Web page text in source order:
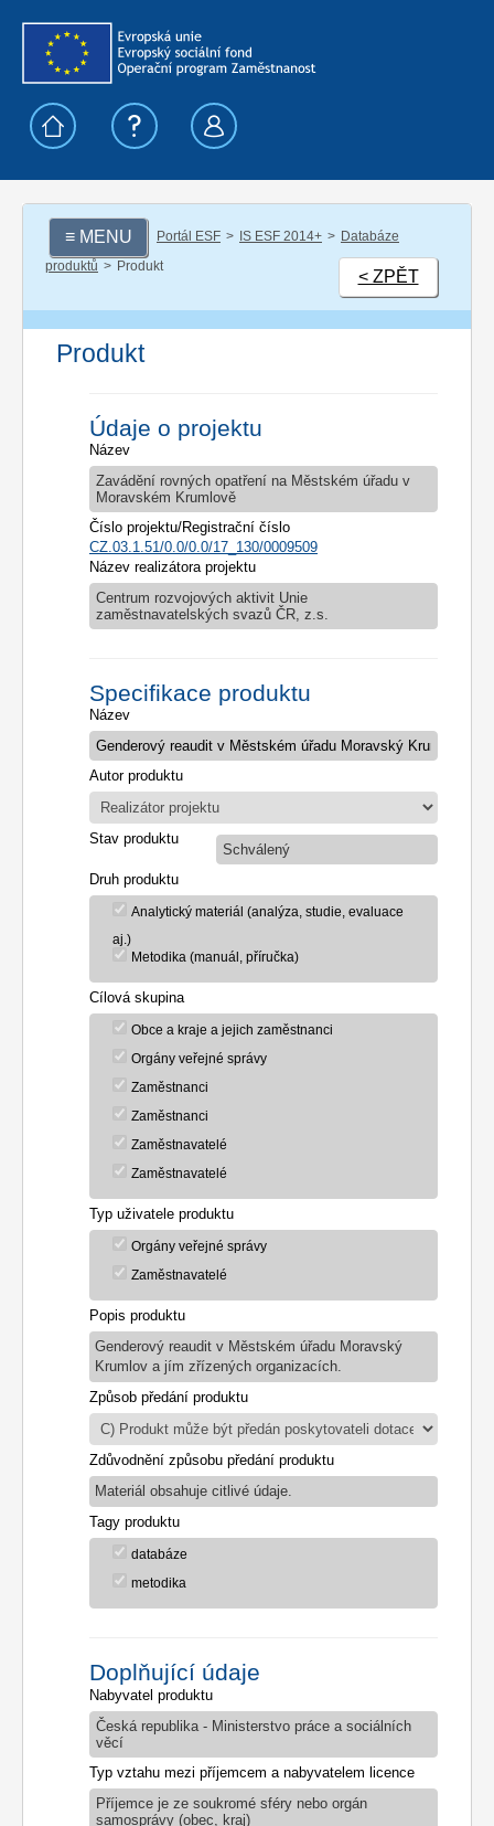
≡ MENU Portál ESF IS ESF 2014+
Databáze
produktů
Produkt
< ZPĚT
Produkt
Údaje o projektu
Název
Zavádění rovných opatření na Městském úřadu v
Moravském Krumlově
Číslo projektu/Registrační číslo
CZ.03.1.51/0.0/0.0/17_130/0009509
Název realizátora projektu
Centrum rozvojových aktivit Unie
zaměstnavatelských svazů ČR, z.s.
Specifikace produktu
Název
Autor produktu
Stav produktu
Schválený
Druh produktu
Analytický materiál (analýza, studie, evaluace
aj.)
Metodika (manuál, příručka)
Cílová skupina
Obce a kraje a jejich zaměstnanci
Orgány veřejné správy
Zaměstnanci
Zaměstnanci
Zaměstnavatelé
Zaměstnavatelé
Typ uživatele produktu
Orgány veřejné správy
Zaměstnavatelé
Popis produktu
Genderový reaudit v Městském úřadu Moravský
Krumlov a jím zřízených organizacích.
Způsob předání produktu
Zdůvodnění způsobu předání produktu
Materiál obsahuje citlivé údaje.
Tagy produktu
databáze
metodika
Doplňující údaje
Nabyvatel produktu
Česká republika - Ministerstvo práce a sociálních
věcí
Typ vztahu mezi příjemcem a nabyvatelem licence
Příjemce je ze soukromé sféry nebo orgán
samosprávy (obec, kraj)